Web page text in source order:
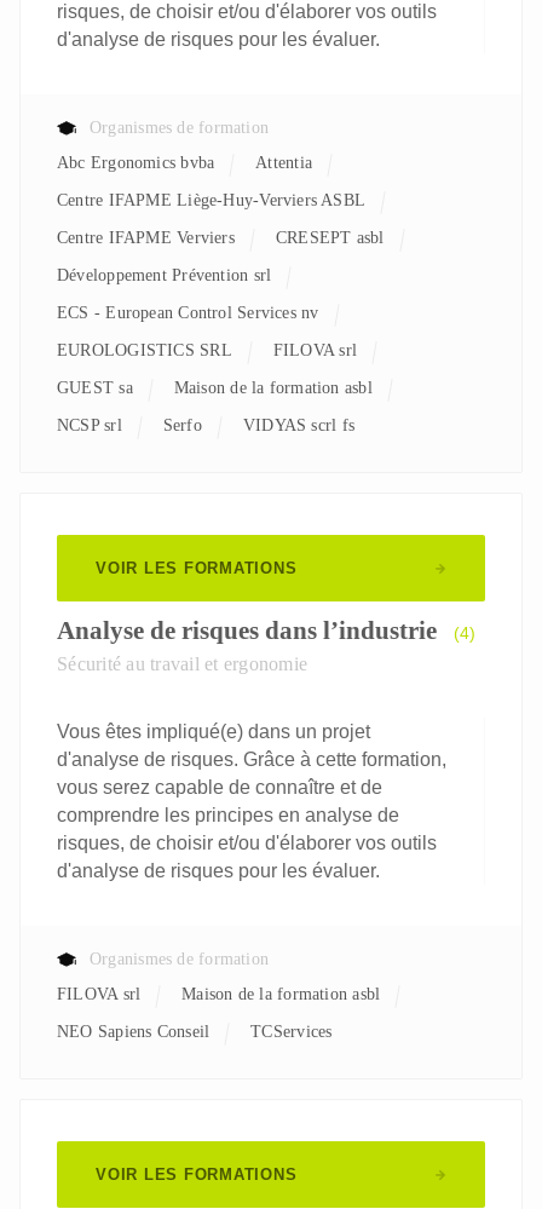
risques, de choisir et/ou d'élaborer vos outils
d'analyse de risques pour les évaluer.
Organismes de formation
Abc Ergonomics bvba
Attentia
Centre IFAPME Liège-Huy-Verviers ASBL
Centre IFAPME Verviers CRESEPT asbl
Développement Prévention srl
ECS - European Control Services nv
EUROLOGISTICS SRL FILOVA srl
GUEST sa Maison de la formation asbl
NCSP srl Serfo VIDYAS scrl fs
VOIR LES FORMATIONS
Analyse de risques dans l’industrie (4)
Sécurité au travail et ergonomie
Vous êtes impliqué(e) dans un projet
d'analyse de risques. Grâce à cette formation,
vous serez capable de connaître et de
comprendre les principes en analyse de
risques, de choisir et/ou d'élaborer vos outils
d'analyse de risques pour les évaluer.
Organismes de formation
FILOVA srl
Maison de la formation asbl
NEO Sapiens Conseil TCServices
VOIR LES FORMATIONS